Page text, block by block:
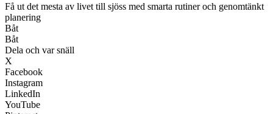
Få ut det mesta av livet till sjöss med smarta rutiner och genomtänkt
planering
Båt
Båt
Dela och var snäll
X
Facebook
Instagram
LinkedIn
YouTube